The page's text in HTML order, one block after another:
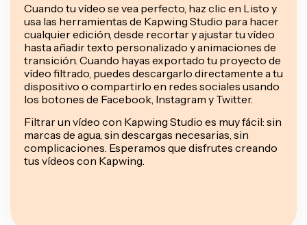
Cuando tu vídeo se vea perfecto, haz clic en Listo y
usa las herramientas de Kapwing Studio para hacer
cualquier edición, desde recortar y ajustar tu vídeo
hasta añadir texto personalizado y animaciones de
transición. Cuando hayas exportado tu proyecto de
vídeo filtrado, puedes descargarlo directamente a tu
dispositivo o compartirlo en redes sociales usando
los botones de Facebook, Instagram y Twitter.
Filtrar un vídeo con Kapwing Studio es muy fácil: sin
marcas de agua, sin descargas necesarias, sin
complicaciones. Esperamos que disfrutes creando
tus vídeos con Kapwing.